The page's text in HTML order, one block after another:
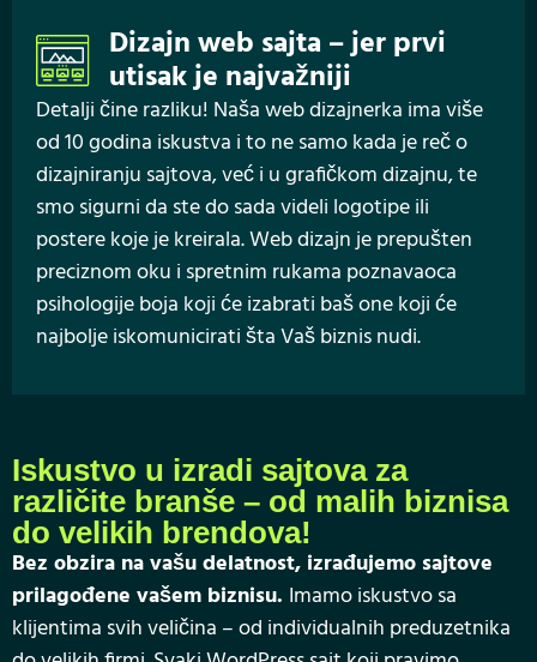
Dizajn web sajta – jer prvi
utisak je najvažniji
Detalji čine razliku! Naša web dizajnerka ima više
od 10 godina iskustva i to ne samo kada je reč o
dizajniranju sajtova, već i u grafičkom dizajnu, te
smo sigurni da ste do sada videli logotipe ili
postere koje je kreirala. Web dizajn je prepušten
preciznom oku i spretnim rukama poznavaoca
psihologije boja koji će izabrati baš one koji će
najbolje iskomunicirati šta Vaš biznis nudi.
Iskustvo u izradi sajtova za
različite branše – od malih biznisa
do velikih brendova!
Bez obzira na vašu delatnost, izrađujemo sajtove
prilagođene vašem biznisu. Imamo iskustvo sa
klijentima svih veličina – od individualnih preduzetnika